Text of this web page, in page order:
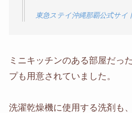
東急ステイ沖縄那覇公式サイ
ミニキッチンのある部屋だっ
プも用意されていました。
洗濯乾燥機に使用する洗剤も